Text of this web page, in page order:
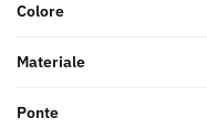
Colore
Materiale
Ponte